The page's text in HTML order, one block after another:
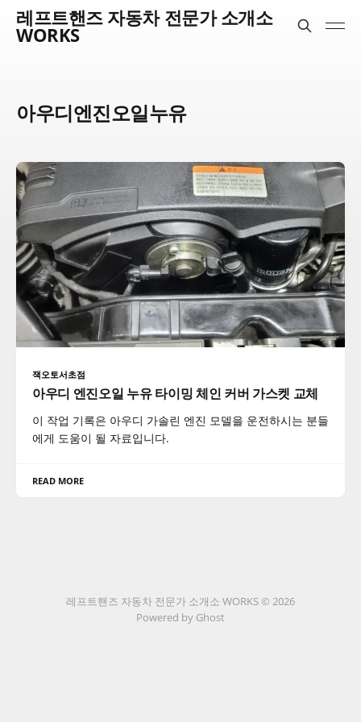
레프트핸즈 자동차 전문가 소개소
WORKS
아우디엔진오일누유
잭오토서초점
아우디 엔진오일 누유 타이밍 체인 커버 가스켓 교체
이 작업 기록은 아우디 가솔린 엔진 모델을 운전하시는 분들
에게 도움이 될 자료입니다.
READ MORE
레프트핸즈 자동차 전문가 소개소 WORKS © 2026
Powered by Ghost